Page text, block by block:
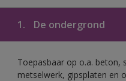
1. De ondergrond
Toepasbaar op o.a. beton,
metselwerk, gipsplaten en